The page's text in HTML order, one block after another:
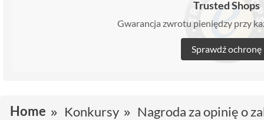
Trusted Shops
Gwarancja zwrotu pieniędzy przy
Sprawdź ochronę
Home Konkursy Nagroda za opinię o